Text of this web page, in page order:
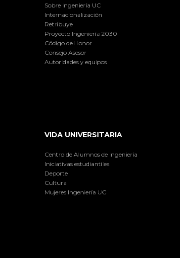
Sobre Ingeniería UC
Internacionalización
Retribuye
Proyecto Ingeniería 2030
Código de Honor
Consejo Asesor
Autoridades y equipos
VIDA UNIVERSITARIA
Centro de Alumnos de Ingeniería
Iniciativas estudiantiles
Deporte
Cultura
Mujeres Ingeniería UC